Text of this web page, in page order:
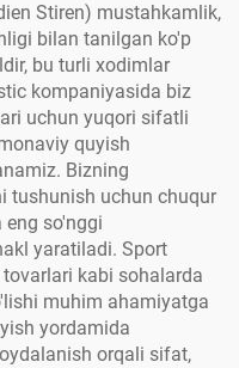
Stiren) mustahkamlik,
bilan tanilgan ko'p
bu turli xodimlar
kompaniyasida biz
uchun yuqori sifatli
quyish
Bizning
tushunish uchun chuqur
so'nggi
yaratiladi. Sport
kabi sohalarda
muhim ahamiyatga
yordamida
orqali sifat,